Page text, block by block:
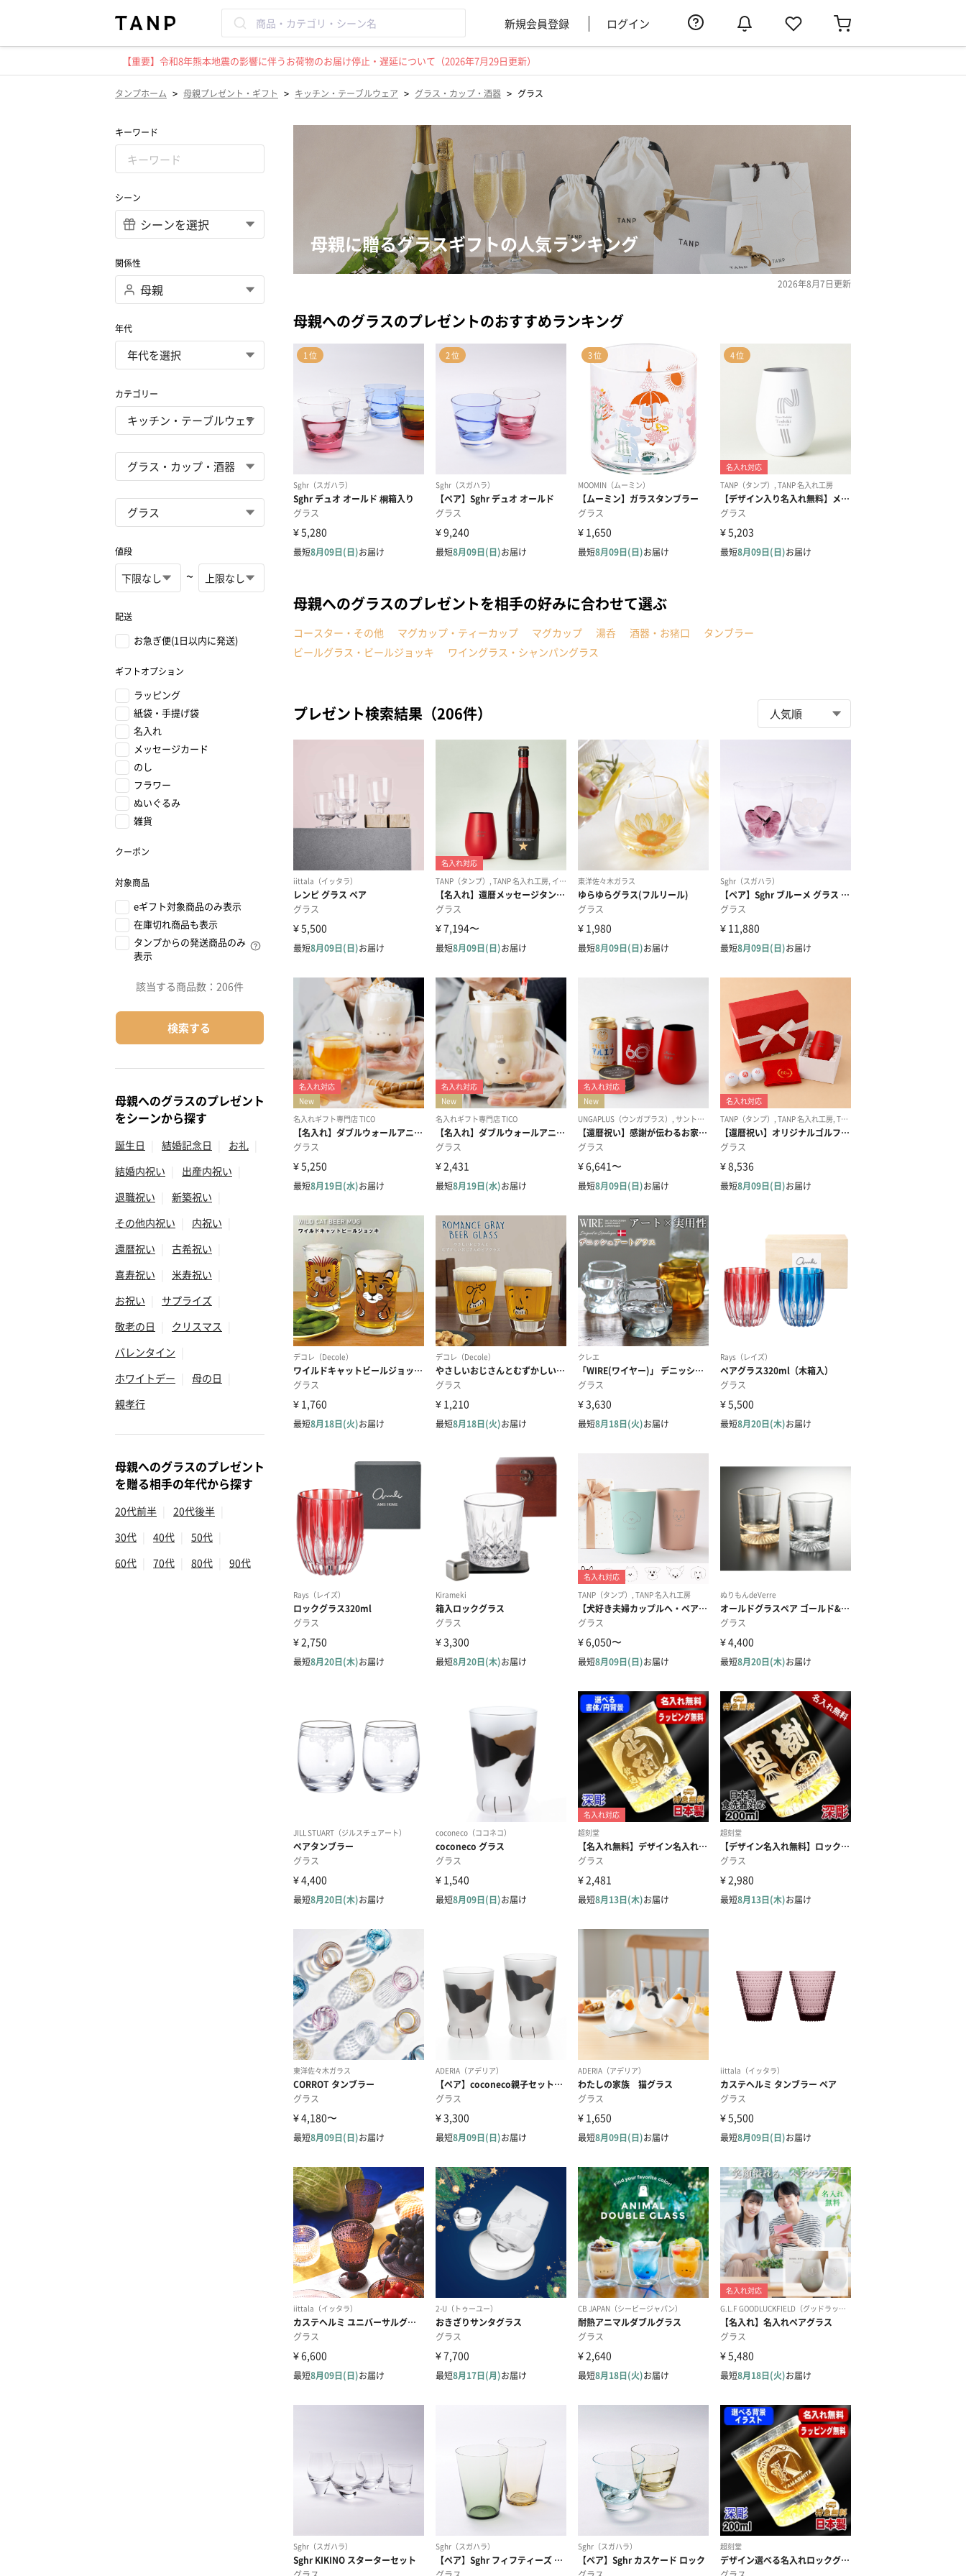
新規会員登録 ログイン
【重要】令和8年熊本地震の影響に伴うお荷物のお届け停止・遅延について（2026年7月29日更新）
タンプホーム > 母親プレゼント・ギフト > キッチン・テーブルウェア > グラス・カップ・酒器 > グラス
キーワード
シーン
関係性
年代
カテゴリー
値段
~
配送
お急ぎ便(1日以内に発送)
ギフトオプション
ラッピング
紙袋・手提げ袋
名入れ
メッセージカード
のし
フラワー
ぬいぐるみ
雑貨
クーポン
対象商品
eギフト対象商品のみ表示
在庫切れ商品も表示
タンプからの発送商品のみ
表示
該当する商品数： 206件
検索する
母親へのグラスのプレゼント
をシーンから探す
誕生日 結婚記念日 お礼
結婚内祝い
出産内祝い
退職祝い
新築祝い
その他内祝い
内祝い
還暦祝い
古希祝い
喜寿祝い
米寿祝い
お祝い
サプライズ
敬老の日
クリスマス
バレンタイン
ホワイトデー
母の日
親孝行
母親へのグラスのプレゼント
を贈る相手の年代から探す
20代前半 20代後半
30代
40代 50代
60代
70代 80代 90代
母親に贈るグラスギフトの人気ランキング
2026年8月7日更新
母親へのグラスのプレゼントのおすすめランキング
母親へのグラスのプレゼントを相手の好みに合わせて選ぶ
コースター・その他 マグカップ・ティーカップ マグカップ 湯呑 酒器・お猪口
タンブラー
ビールグラス・ビールジョッキ
ワイングラス・シャンパングラス
プレゼント検索結果（206件）